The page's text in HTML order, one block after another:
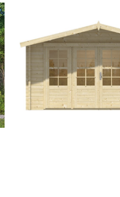
Lieferzeit ab 10 Werktage